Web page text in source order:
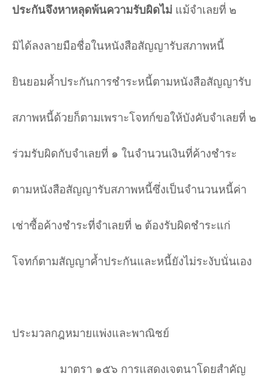
ประกันจึงหาหลุดพ้นความรับผิดไม่ แม้จำเลยที่ ๒
มิได้ลงลายมือชื่อในหนังสือสัญญารับสภาพหนี้
ยินยอมค้ำประกันการชำระหนี้ตามหนังสือสัญญารับ
สภาพหนี้ด้วยก็ตามเพราะโจทก์ขอให้บังคับจำเลยที่ ๒
ร่วมรับผิดกับจำเลยที่ ๑ ในจำนวนเงินที่ค้างชำระ
ตามหนังสือสัญญารับสภาพหนี้ซึ่งเป็นจำนวนหนี้ค่า
เช่าซื้อค้างชำระที่จำเลยที่ ๒ ต้องรับผิดชำระแก่
โจทก์ตามสัญญาค้ำประกันและหนี้ยังไม่ระงับนั่นเอง
ประมวลกฎหมายแพ่งและพาณิชย์
มาตรา ๑๕๖ การแสดงเจตนาโดยสำคัญ